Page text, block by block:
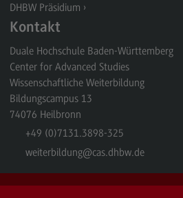
DHBW Präsidium
Kontakt
Duale Hochschule Baden-Württemberg
Center for Advanced Studies
Wissenschaftliche Weiterbildung
Bildungscampus 13
74076 Heilbronn
+49 (0)7131.3898-325
weiterbildung@cas.dhbw.de